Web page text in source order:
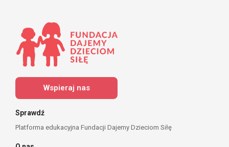
Wspieraj nas
Sprawdź
Platforma edukacyjna Fundacji Dajemy Dzieciom Siłę